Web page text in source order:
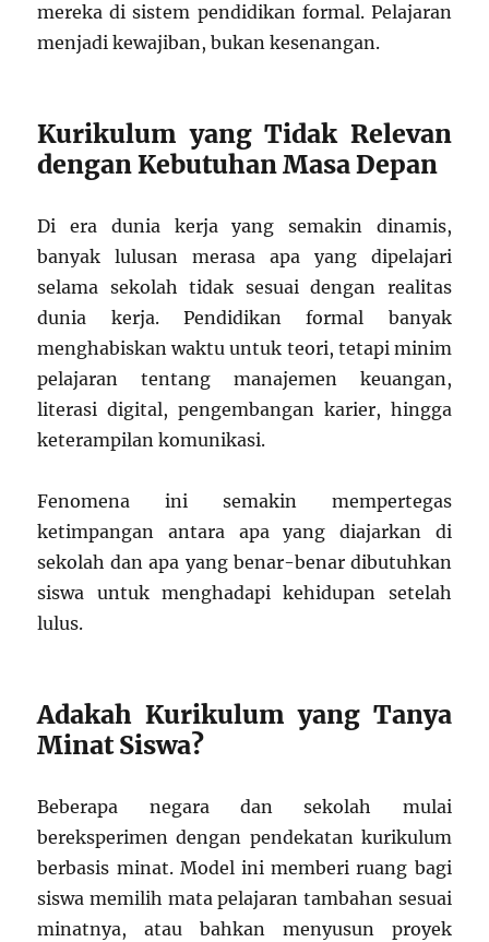
mereka di sistem pendidikan formal. Pelajaran
menjadi kewajiban, bukan kesenangan.
Kurikulum yang Tidak Relevan
dengan Kebutuhan Masa Depan
Di era dunia kerja yang semakin dinamis,
banyak lulusan merasa apa yang dipelajari
selama sekolah tidak sesuai dengan realitas
dunia kerja. Pendidikan formal banyak
menghabiskan waktu untuk teori, tetapi minim
pelajaran tentang manajemen keuangan,
literasi digital, pengembangan karier, hingga
keterampilan komunikasi.
Fenomena ini semakin mempertegas
ketimpangan antara apa yang diajarkan di
sekolah dan apa yang benar-benar dibutuhkan
siswa untuk menghadapi kehidupan setelah
lulus.
Adakah Kurikulum yang Tanya
Minat Siswa?
Beberapa negara dan sekolah mulai
bereksperimen dengan pendekatan kurikulum
berbasis minat. Model ini memberi ruang bagi
siswa memilih mata pelajaran tambahan sesuai
minatnya, atau bahkan menyusun proyek